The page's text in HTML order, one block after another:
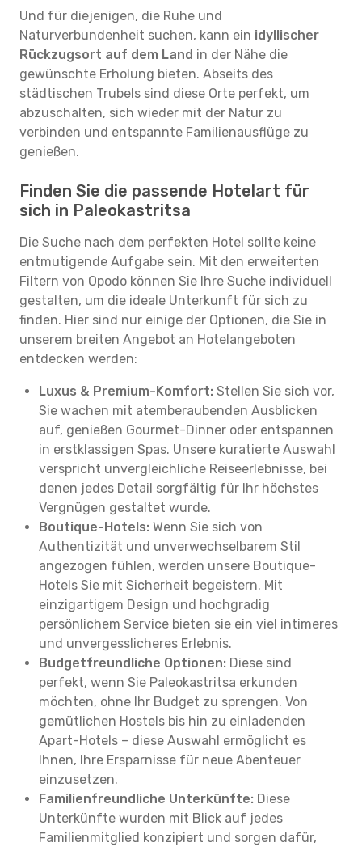
Und für diejenigen, die Ruhe und
Naturverbundenheit suchen, kann ein idyllischer
Rückzugsort auf dem Land in der Nähe die
gewünschte Erholung bieten. Abseits des
städtischen Trubels sind diese Orte perfekt, um
abzuschalten, sich wieder mit der Natur zu
verbinden und entspannte Familienausflüge zu
genießen.
Finden Sie die passende Hotelart für
sich in Paleokastritsa
Die Suche nach dem perfekten Hotel sollte keine
entmutigende Aufgabe sein. Mit den erweiterten
Filtern von Opodo können Sie Ihre Suche individuell
gestalten, um die ideale Unterkunft für sich zu
finden. Hier sind nur einige der Optionen, die Sie in
unserem breiten Angebot an Hotelangeboten
entdecken werden:
Luxus & Premium-Komfort: Stellen Sie sich vor,
Sie wachen mit atemberaubenden Ausblicken
auf, genießen Gourmet-Dinner oder entspannen
in erstklassigen Spas. Unsere kuratierte Auswahl
verspricht unvergleichliche Reiseerlebnisse, bei
denen jedes Detail sorgfältig für Ihr höchstes
Vergnügen gestaltet wurde.
Boutique-Hotels: Wenn Sie sich von
Authentizität und unverwechselbarem Stil
angezogen fühlen, werden unsere Boutique-
Hotels Sie mit Sicherheit begeistern. Mit
einzigartigem Design und hochgradig
persönlichem Service bieten sie ein viel intimeres
und unvergesslicheres Erlebnis.
Budgetfreundliche Optionen: Diese sind
perfekt, wenn Sie Paleokastritsa erkunden
möchten, ohne Ihr Budget zu sprengen. Von
gemütlichen Hostels bis hin zu einladenden
Apart-Hotels – diese Auswahl ermöglicht es
Ihnen, Ihre Ersparnisse für neue Abenteuer
einzusetzen.
Familienfreundliche Unterkünfte: Diese
Unterkünfte wurden mit Blick auf jedes
Familienmitglied konzipiert und sorgen dafür,